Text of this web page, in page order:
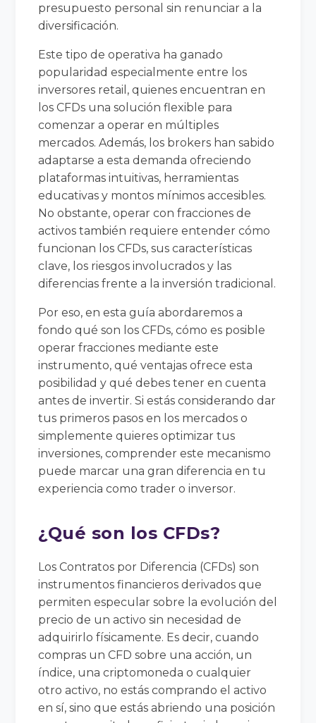
presupuesto personal sin renunciar a la
diversificación.
Este tipo de operativa ha ganado
popularidad especialmente entre los
inversores retail, quienes encuentran en
los CFDs una solución flexible para
comenzar a operar en múltiples
mercados. Además, los brokers han sabido
adaptarse a esta demanda ofreciendo
plataformas intuitivas, herramientas
educativas y montos mínimos accesibles.
No obstante, operar con fracciones de
activos también requiere entender cómo
funcionan los CFDs, sus características
clave, los riesgos involucrados y las
diferencias frente a la inversión tradicional.
Por eso, en esta guía abordaremos a
fondo qué son los CFDs, cómo es posible
operar fracciones mediante este
instrumento, qué ventajas ofrece esta
posibilidad y qué debes tener en cuenta
antes de invertir. Si estás considerando dar
tus primeros pasos en los mercados o
simplemente quieres optimizar tus
inversiones, comprender este mecanismo
puede marcar una gran diferencia en tu
experiencia como trader o inversor.
¿Qué son los CFDs?
Los Contratos por Diferencia (CFDs) son
instrumentos financieros derivados que
permiten especular sobre la evolución del
precio de un activo sin necesidad de
adquirirlo físicamente. Es decir, cuando
compras un CFD sobre una acción, un
índice, una criptomoneda o cualquier
otro activo, no estás comprando el activo
en sí, sino que estás abriendo una posición